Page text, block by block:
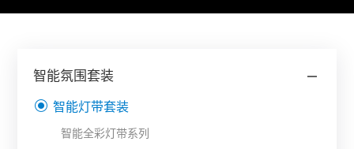
智能氛围套装
智能灯带套装
智能全彩灯带系列